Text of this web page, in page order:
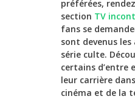
préférées,
section TV
fans se
sont devenus
série culte.
certains d’entre
leur carrière
cinéma et de la